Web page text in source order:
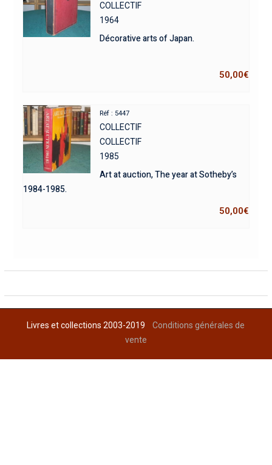
COLLECTIF
1964
Décorative arts of Japan.
50,00€
Réf : 5447
COLLECTIF
COLLECTIF
1985
Art at auction, The year at Sotheby’s
1984-1985.
50,00€
Livres et collections 2003-2019Conditions générales de
vente